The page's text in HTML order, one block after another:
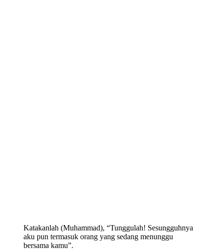
Katakanlah (Muhammad), “Tunggulah! Sesungguhnya
aku pun termasuk orang yang sedang menunggu
bersama kamu”.